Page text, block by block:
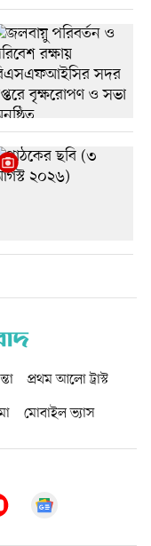
প্রথম আলো ট্রাস্ট
মোবাইল ভ্যাস